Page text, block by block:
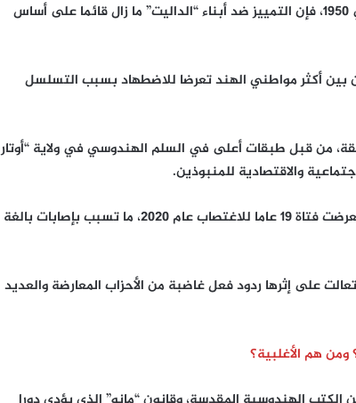
وعلى الرغم من أن دستور البلاد ألغى “المنبوذين” رسميا في 1950، فإن التمييز ضد أبناء “الداليت” ما زال قائما على أساس
250 مليون نسمة، وهم من بين أكثر مواطني الهند تعرضا للاضطهاد بسبب التسلسل
من قبل طبقات أعلى في السلم الهندوسي في ولاية “أوتار
والاقتصادية للمنبوذين.
و تعرضت فتيات كثيرة للاغتصاب من شباب الهندوس، حيث تعرضت فتاة 19 عاما للاغتصاب عام 2020، ما تسبب بإصابات بالغة
مشابهة، تعالت على إثرها ردود فعل غاضبة من الأحزاب المعارضة والعديد
هم الأغلبية؟